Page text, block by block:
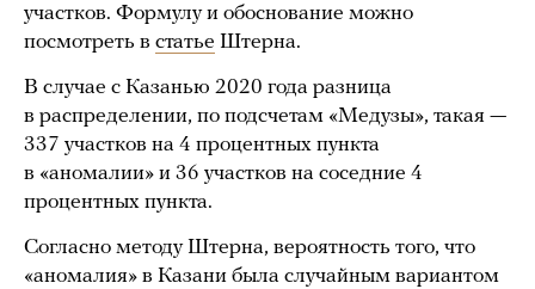
участков. Формулу и обоснование можно
посмотреть в статье Штерна.
В случае с Казанью 2020 года разница
в распределении, по подсчетам «Медузы», такая —
337 участков на 4 процентных пункта
в «аномалии» и 36 участков на соседние 4
процентных пункта.
Согласно методу Штерна, вероятность того, что
«аномалия» в Казани была случайным вариантом